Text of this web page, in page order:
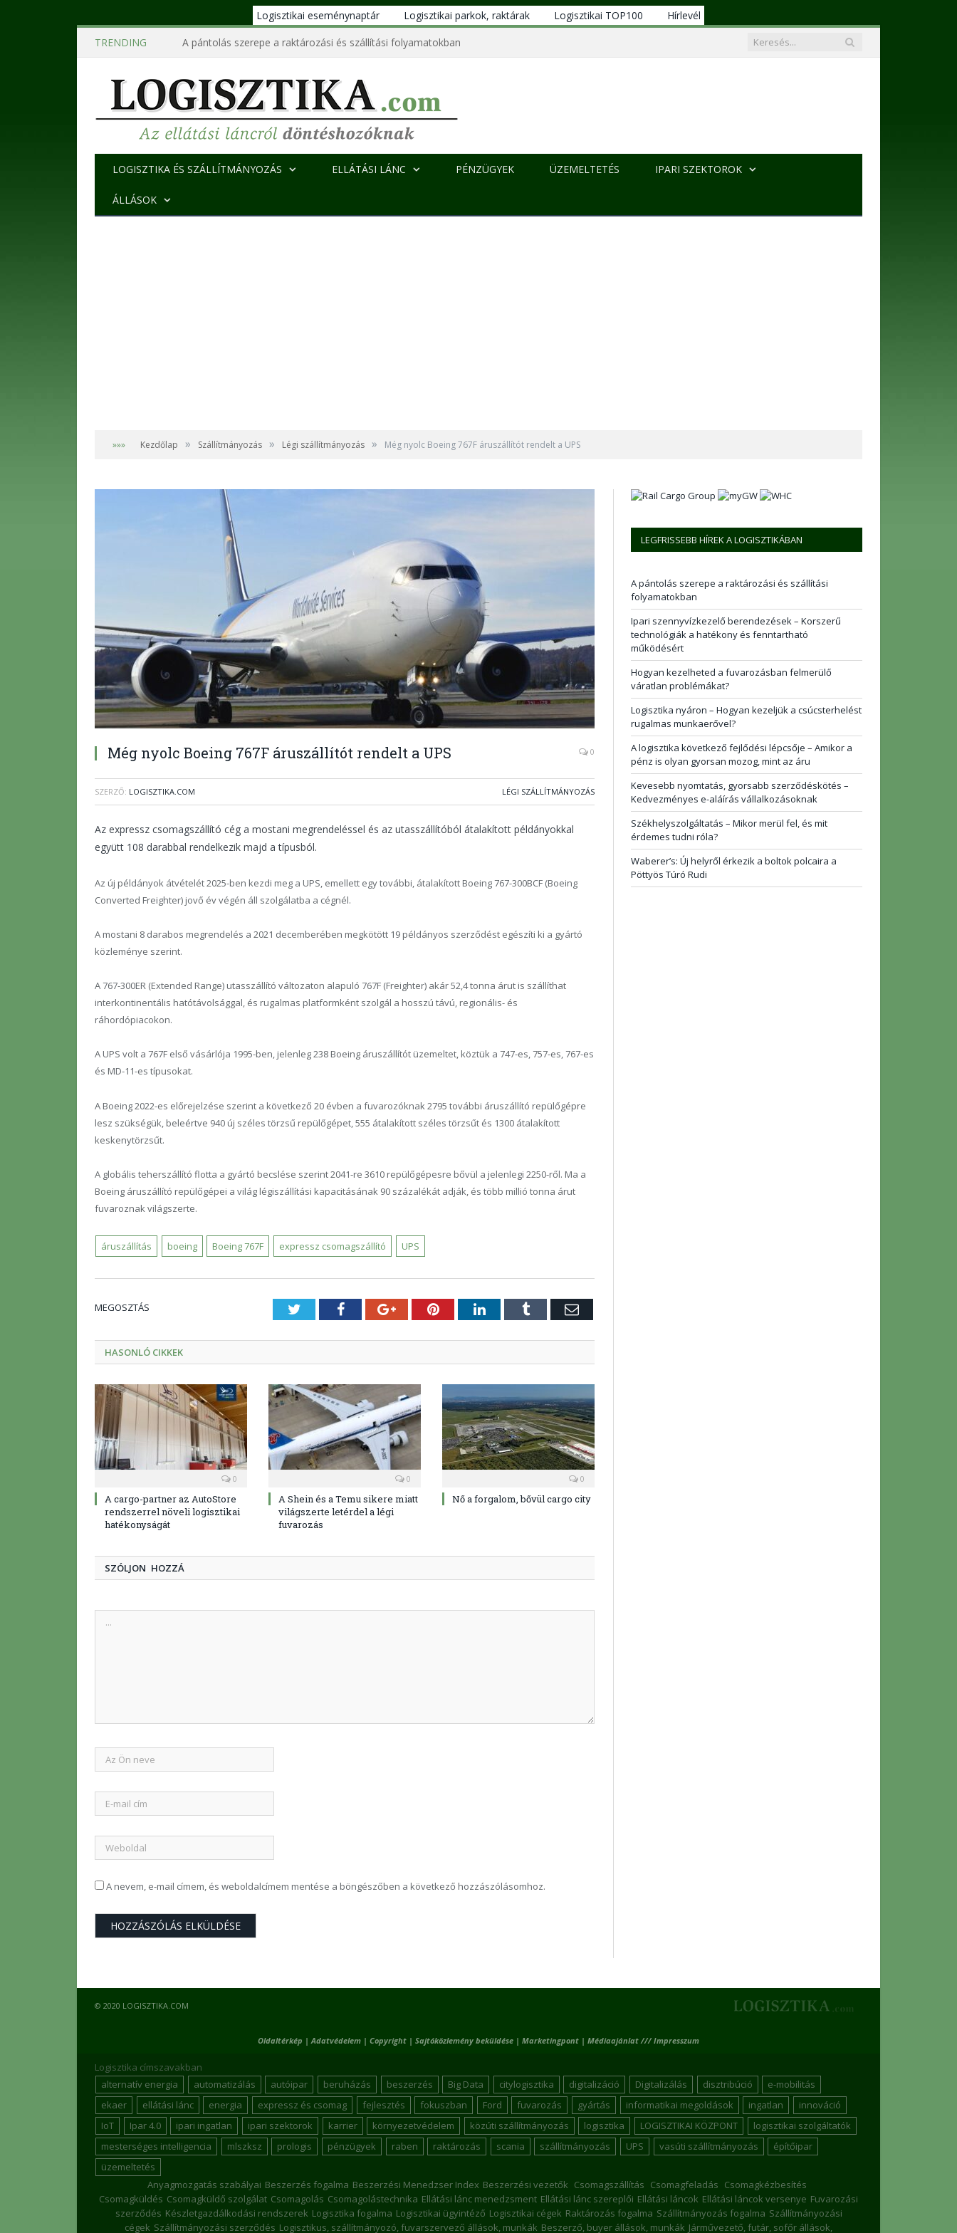
Logisztikai eseménynaptár Logisztikai parkok, raktárak Logisztikai TOP100
Hírlevél
TRENDING
A pántolás szerepe a raktározási és szállítási folyamatokban
LOGISZTIKA ÉS SZÁLLÍTMÁNYOZÁS ELLÁTÁSI LÁNC PÉNZÜGYEK ÜZEMELTETÉS IPARI SZEKTOROK
ÁLLÁSOK
»»» Kezdőlap » Szállítmányozás » Légi szállítmányozás » Még nyolc Boeing 767F áruszállítót rendelt a UPS
Még nyolc Boeing 767F áruszállítót rendelt a UPS 0
SZERZŐ: LOGISZTIKA.COM LÉGI SZÁLLÍTMÁNYOZÁS
Az expressz csomagszállító cég a mostani megrendeléssel és az utasszállítóból átalakított példányokkal
együtt 108 darabbal rendelkezik majd a típusból.
Az új példányok átvételét 2025-ben kezdi meg a UPS, emellett egy további, átalakított Boeing 767-300BCF (Boeing
Converted Freighter) jovő év végén áll szolgálatba a cégnél.
A mostani 8 darabos megrendelés a 2021 decemberében megkötött 19 példányos szerződést egészíti ki a gyártó
közleménye szerint.
A 767-300ER (Extended Range) utasszállító változaton alapuló 767F (Freighter) akár 52,4 tonna árut is szállíthat
interkontinentális hatótávolsággal, és rugalmas platformként szolgál a hosszú távú, regionális- és
ráhordópiacokon.
A UPS volt a 767F első vásárlója 1995-ben, jelenleg 238 Boeing áruszállítót üzemeltet, köztük a 747-es, 757-es, 767-es
és MD-11-es típusokat.
A Boeing 2022-es előrejelzése szerint a következő 20 évben a fuvarozóknak 2795 további áruszállító repülőgépre
lesz szükségük, beleértve 940 új széles törzsű repülőgépet, 555 átalakított széles törzsűt és 1300 átalakított
keskenytörzsűt.
A globális teherszállító flotta a gyártó becslése szerint 2041-re 3610 repülőgépesre bővül a jelenlegi 2250-ről. Ma a
Boeing áruszállító repülőgépei a világ légiszállítási kapacitásának 90 százalékát adják, és több millió tonna árut
fuvaroznak világszerte.
áruszállítás boeing Boeing 767F expressz csomagszállító UPS
MEGOSZTÁS TwitterFacebookGoogle+PinterestLinkedInTumblr E-
HASONLÓ CIKKEK
0
A cargo-partner az AutoStore
rendszerrel növeli logisztikai
hatékonyságát
0
A Shein és a Temu sikere miatt
világszerte letérdel a légi
fuvarozás
0
Nő a forgalom, bővül cargo city
SZÓLJON HOZZÁ
A nevem, e-mail címem, és weboldalcímem mentése a böngészőben a következő hozzászólásomhoz.
LEGFRISSEBB HÍREK A LOGISZTIKÁBAN
A pántolás szerepe a raktározási és szállítási
folyamatokban
Ipari szennyvízkezelő berendezések – Korszerű
technológiák a hatékony és fenntartható
működésért
Hogyan kezelheted a fuvarozásban felmerülő
váratlan problémákat?
Logisztika nyáron – Hogyan kezeljük a csúcsterhelést
rugalmas munkaerővel?
A logisztika következő fejlődési lépcsője – Amikor a
pénz is olyan gyorsan mozog, mint az áru
Kevesebb nyomtatás, gyorsabb szerződéskötés –
Kedvezményes e-aláírás vállalkozásoknak
Székhelyszolgáltatás – Mikor merül fel, és mit
érdemes tudni róla?
Waberer’s: Új helyről érkezik a boltok polcaira a
Pöttyös Túró Rudi
© 2020 LOGISZTIKA.COM
Oldaltérkép | Adatvédelem | Copyright | Sajtóközlemény beküldése | Marketingpont | Médiaajánlat /// Impresszum
Logisztika címszavakban
alternatív energia
automatizálás autóipar beruházás beszerzés Big Data citylogisztika digitalizáció Digitalizálás disztribúció
e-mobilitás
ekaer
ellátási lánc energia expressz és csomag fejlesztés fokuszban Ford fuvarozás gyártás informatikai megoldások ingatlan
innováció
IoT
Ipar 4.0 ipari ingatlan ipari szektorok karrier környezetvédelem közúti szállítmányozás logisztika LOGISZTIKAI KÖZPONT
logisztikai szolgáltatók
mesterséges intelligencia
mlszksz prologis pénzügyek raben raktározás scania szállítmányozás UPS vasúti szállítmányozás
építőipar
üzemeltetés
Anyagmozgatás szabályai Beszerzés fogalma Beszerzési Menedzser Index Beszerzési vezetők Csomagszállítás Csomagfeladás Csomagkézbesítés
Csomagküldés Csomagküldő szolgálat Csomagolás Csomagolástechnika Ellátási lánc menedzsment Ellátási lánc szereplői Ellátási láncok Ellátási láncok versenye Fuvarozási
szerződés Készletgazdálkodási rendszerek Logisztika fogalma Logisztikai ügyintéző Logisztikai cégek Raktározás fogalma Szállítmányozás fogalma Szállítmányozási
cégek Szállítmányozási szerződés Logisztikus, szállítmányozó, fuvarszervező állások, munkák Beszerző, buyer állások, munkák Járművezető, futár, sofőr állások,